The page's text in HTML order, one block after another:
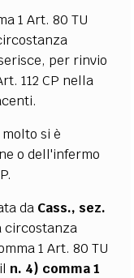
1 Art. 80 TU
per rinvio
112 CP nella
si è
o dell'infermo
da Cass., sez.
circostanza
1 Art. 80 TU
n. 4) comma 1